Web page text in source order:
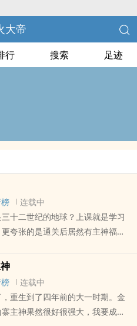
大帝
行 搜索 足迹
连载中
十二世纪的地球？上课就是学习
夸张的是通关后居然有主神福
，而且魂斗罗是新人最难的游戏
那好吧，让我通关给你看，上、
右、左、右、、、、。魂斗罗、
记、拳皇、尾行、萌娘版kou袋妖
熟悉的游戏都等着我来通关！没
连载中
重生到了四年前的大一时期。金
主神果然很好很强大，我要成为